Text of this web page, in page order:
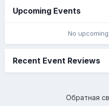
Upcoming Events
No
Recent Event Reviews
Обратная